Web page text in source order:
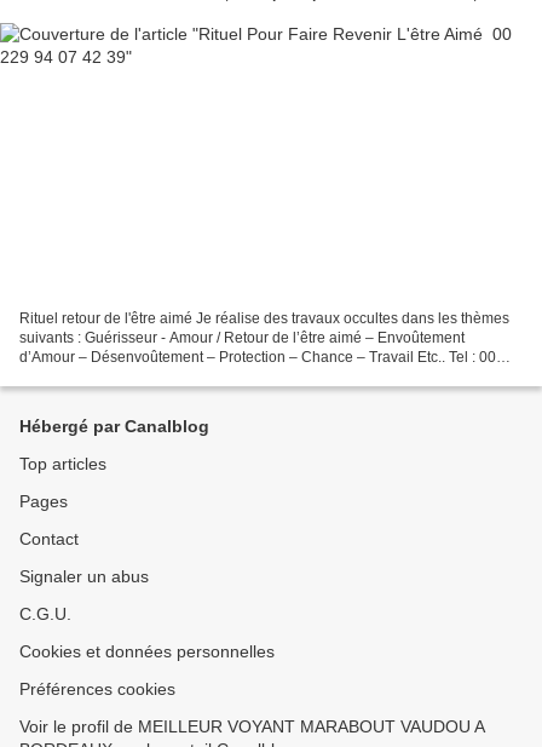
Rituel retour de l'être aimé Je réalise des travaux occultes dans les thèmes
suivants : Guérisseur - Amour / Retour de l’être aimé – Envoûtement
d’Amour – Désenvoûtement – Protection – Chance – Travail Etc.. Tel : 00
Hébergé par Canalblog
Top articles
Pages
Contact
Signaler un abus
C.G.U.
Cookies et données personnelles
Préférences cookies
Voir le profil de MEILLEUR VOYANT MARABOUT VAUDOU A